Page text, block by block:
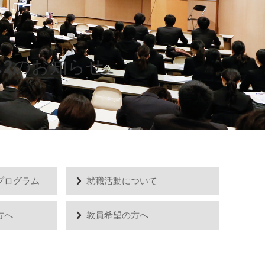
のお知らせ
ログラム 就職活動について
へ 教員希望の方へ